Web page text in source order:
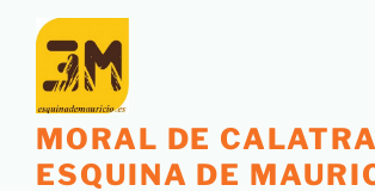
contenido
MORAL DE
ESQUINA DE